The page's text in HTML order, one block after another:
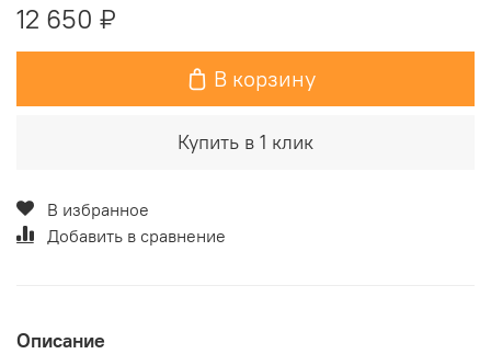
12 650 ₽
В корзину
Купить в 1 клик
В избранное
Добавить в сравнение
Описание